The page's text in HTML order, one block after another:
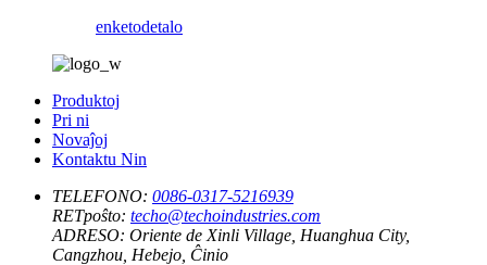
enketodetalo
Produktoj
Pri ni
Novaĵoj
Kontaktu Nin
TELEFONO: 0086-0317-5216939
RETpoŝto: techo@techoindustries.com
ADRESO: Oriente de Xinli Village, Huanghua City,
Cangzhou, Hebejo, Ĉinio